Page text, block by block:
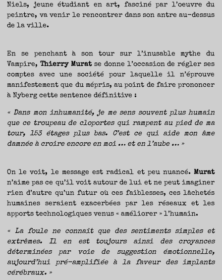
ÇA
COMMENCE
ICI.
Niels, jeune étudiant en art, fasciné par l’oeuvre du
peintre, va venir le rencontrer dans son antre au-dessus
de la ville.
En se penchant à son tour sur l’inusable mythe du
Vampire,Thierry Muratse donne l’occasion de régler ses
comptes avec une société pour laquelle il n’éprouve
manifestement que du mépris, au point de faire prononcer
à Nyberg cette sentence définitive :
« Dans mon inhumanité, je me sens souvent plus humain
que ce troupeau de cloportes qui rampent au pied de ma
tour, 153 étages plus bas. C’est ce qui aide mon âme
damnée à croire encore en moi … et en l’aube … »
On le voit, le message est radical et peu nuancé.Murat
n’aime pas ce qu’il voit autour de lui et ne peut imaginer
rien d’autre qu’un futur où ces faiblesses, ces lâchetés
humaines seraient exacerbées par les réseaux et les
apports technologiques venus « améliorer » l’humain.
« La foule ne connaît que des sentiments simples et
extrêmes. Il en est toujours ainsi des croyances
déterminées par voie de suggestion émotionnelle,
aujourd’hui pré-amplifiée à la faveur des implants
cérébraux. »